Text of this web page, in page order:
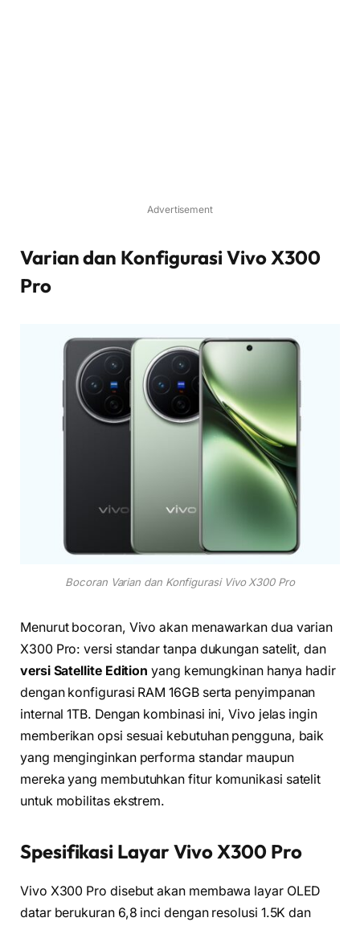
Advertisement
Varian dan Konfigurasi Vivo X300
Pro
Bocoran Varian dan Konfigurasi Vivo X300 Pro
Menurut bocoran, Vivo akan menawarkan dua varian
X300 Pro: versi standar tanpa dukungan satelit, dan
versi Satellite Edition yang kemungkinan hanya hadir
dengan konfigurasi RAM 16GB serta penyimpanan
internal 1TB. Dengan kombinasi ini, Vivo jelas ingin
memberikan opsi sesuai kebutuhan pengguna, baik
yang menginginkan performa standar maupun
mereka yang membutuhkan fitur komunikasi satelit
untuk mobilitas ekstrem.
Spesifikasi Layar Vivo X300 Pro
Vivo X300 Pro disebut akan membawa layar OLED
datar berukuran 6,8 inci dengan resolusi 1.5K dan